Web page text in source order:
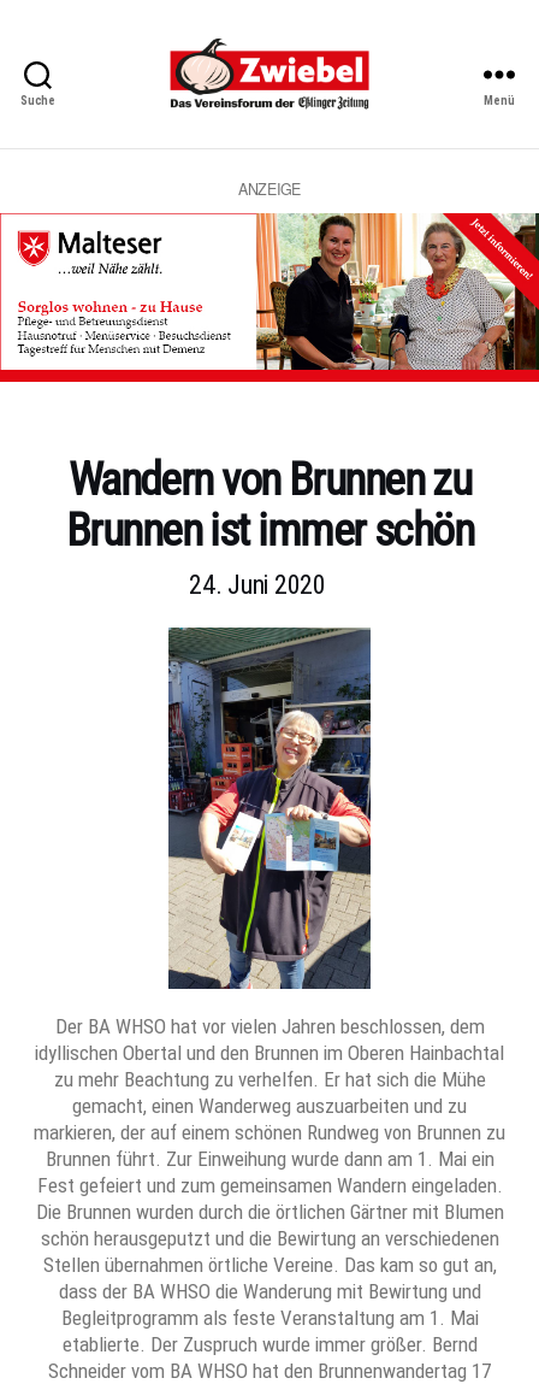
Suche
Vereinsforum
Eßlinger
Zeitung
Menü
ANZEIGE
KategorienWandern von Brunnen zu
Brunnen ist immer schön
24. Juni 2020
Der BA WHSO hat vor vielen Jahren beschlossen, dem
idyllischen Obertal und den Brunnen im Oberen Hainbachtal
zu mehr Beachtung zu verhelfen. Er hat sich die Mühe
gemacht, einen Wanderweg auszuarbeiten und zu
markieren, der auf einem schönen Rundweg von Brunnen zu
Brunnen führt. Zur Einweihung wurde dann am 1. Mai ein
Fest gefeiert und zum gemeinsamen Wandern eingeladen.
Die Brunnen wurden durch die örtlichen Gärtner mit Blumen
schön herausgeputzt und die Bewirtung an verschiedenen
Stellen übernahmen örtliche Vereine. Das kam so gut an,
dass der BA WHSO die Wanderung mit Bewirtung und
Begleitprogramm als feste Veranstaltung am 1. Mai
etablierte. Der Zuspruch wurde immer größer. Bernd
Schneider vom BA WHSO hat den Brunnenwandertag 17